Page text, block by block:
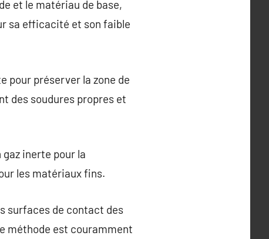
et le matériau de base,
sa efficacité et son faible
pour préserver la zone de
des soudures propres et
inerte pour la
les matériaux fins.
surfaces de contact des
méthode est couramment